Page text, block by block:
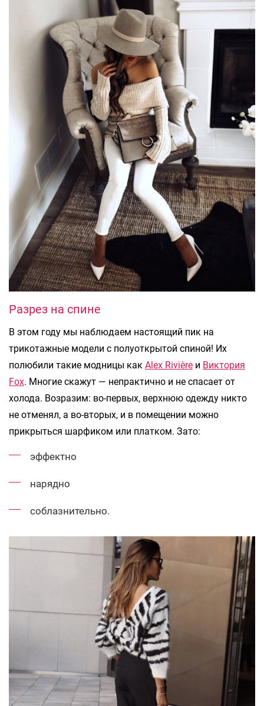
Разрез на спине
В этом году мы наблюдаем настоящий пик на
трикотажные модели с полуоткрытой спиной! Их
полюбили такие модницы как Alex Rivière и Виктория
Fox. Многие скажут — непрактично и не спасает от
холода. Возразим: во-первых, верхнюю одежду никто
не отменял, а во-вторых, и в помещении можно
прикрыться шарфиком или платком. Зато:
эффектно
нарядно
соблазнительно.